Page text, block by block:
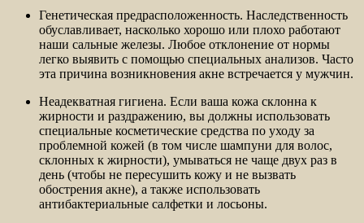
Генетическая предрасположенность. Наследственность
обуславливает, насколько хорошо или плохо работают
наши сальные железы. Любое отклонение от нормы
легко выявить с помощью специальных анализов. Часто
эта причина возникновения акне встречается у мужчин.
Неадекватная гигиена. Если ваша кожа склонна к
жирности и раздражению, вы должны использовать
специальные косметические средства по уходу за
проблемной кожей (в том числе шампуни для волос,
склонных к жирности), умываться не чаще двух раз в
день (чтобы не пересушить кожу и не вызвать
обострения акне), а также использовать
антибактериальные салфетки и лосьоны.